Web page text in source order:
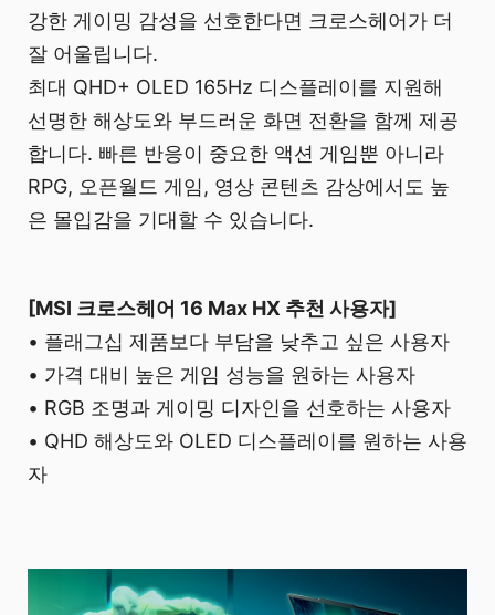
강한 게이밍 감성을 선호한다면 크로스헤어가 더
잘 어울립니다.
최대 QHD+ OLED 165Hz 디스플레이를 지원해
선명한 해상도와 부드러운 화면 전환을 함께 제공
합니다. 빠른 반응이 중요한 액션 게임뿐 아니라
RPG, 오픈월드 게임, 영상 콘텐츠 감상에서도 높
은 몰입감을 기대할 수 있습니다.
[MSI 크로스헤어 16 Max HX 추천 사용자]
• 플래그십 제품보다 부담을 낮추고 싶은 사용자
• 가격 대비 높은 게임 성능을 원하는 사용자
• RGB 조명과 게이밍 디자인을 선호하는 사용자
• QHD 해상도와 OLED 디스플레이를 원하는 사용
자